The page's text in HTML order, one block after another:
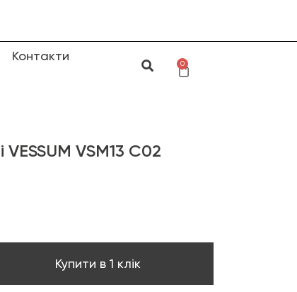
Контакти
0
VSM13 C02
Купити в 1 клік